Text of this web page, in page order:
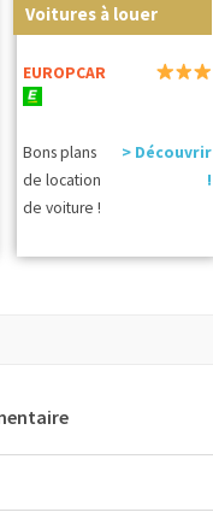
Voitures à louer
EUROPCAR
Bons plans
de location
de voiture !
> Découvrir
!